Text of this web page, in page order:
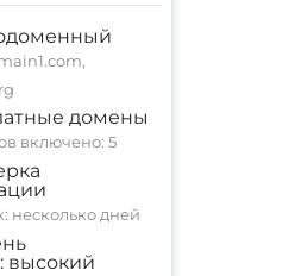
домены
включено: 5
несколько дней
высокий